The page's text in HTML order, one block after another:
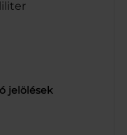
jelölések